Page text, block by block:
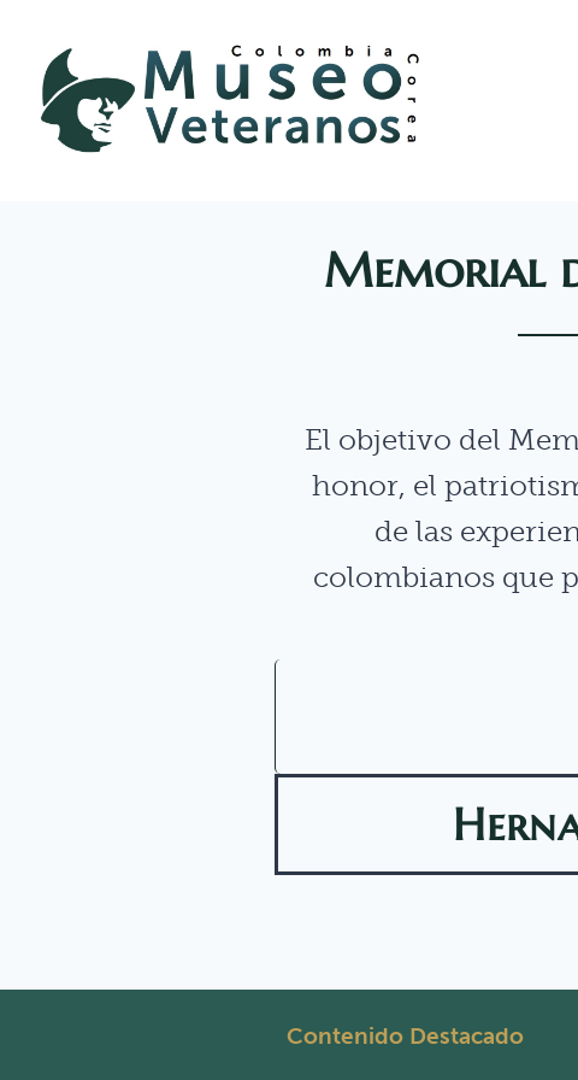
Memorial
El objetivo del
honor, el
de las
colombianos que
Contenido Destacado